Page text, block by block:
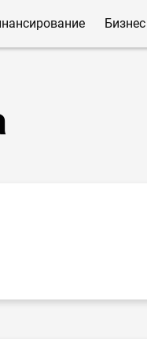
Бизнес